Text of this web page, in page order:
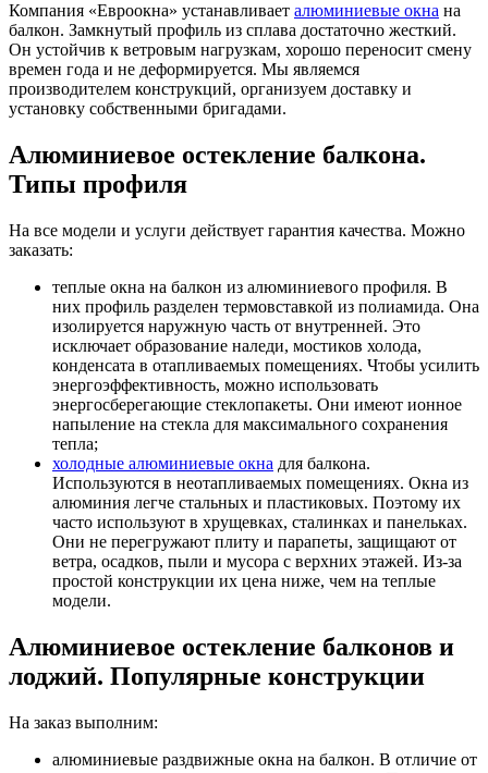
Компания «Евроокна» устанавливает алюминиевые окна на
балкон. Замкнутый профиль из сплава достаточно жесткий.
Он устойчив к ветровым нагрузкам, хорошо переносит смену
времен года и не деформируется. Мы являемся
производителем конструкций, организуем доставку и
установку собственными бригадами.
Алюминиевое остекление балкона.
Типы профиля
На все модели и услуги действует гарантия качества. Можно
заказать:
теплые окна на балкон из алюминиевого профиля. В
них профиль разделен термовставкой из полиамида. Она
изолируется наружную часть от внутренней. Это
исключает образование наледи, мостиков холода,
конденсата в отапливаемых помещениях. Чтобы усилить
энергоэффективность, можно использовать
энергосберегающие стеклопакеты. Они имеют ионное
напыление на стекла для максимального сохранения
тепла;
холодные алюминиевые окна для балкона.
Используются в неотапливаемых помещениях. Окна из
алюминия легче стальных и пластиковых. Поэтому их
часто используют в хрущевках, сталинках и панельках.
Они не перегружают плиту и парапеты, защищают от
ветра, осадков, пыли и мусора с верхних этажей. Из-за
простой конструкции их цена ниже, чем на теплые
модели.
Алюминиевое остекление балконов и
лоджий. Популярные конструкции
На заказ выполним:
алюминиевые раздвижные окна на балкон. В отличие от